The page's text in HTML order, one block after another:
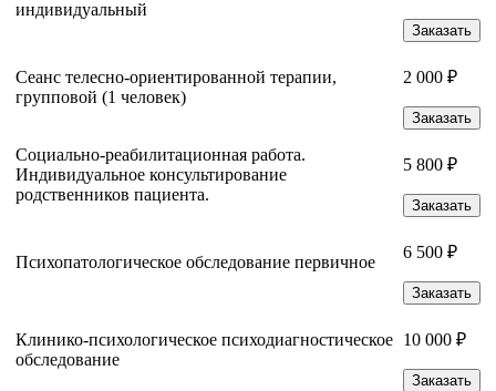
индивидуальный
Заказать
Сеанс телесно-ориентированной терапии,
групповой (1 человек)
2 000 ₽
Заказать
Социально-реабилитационная работа.
Индивидуальное консультирование
родственников пациента.
5 800 ₽
Заказать
Психопатологическое обследование первичное
6 500 ₽
Заказать
Клинико-психологическое психодиагностическое
обследование
10 000 ₽
Заказать